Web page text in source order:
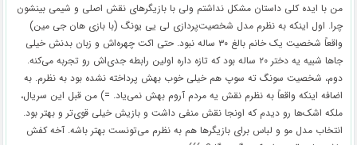
‌من با ایده کلی داستان مشکل نداشتم ولی با بازیگرهای نقش اصلی و شیمی بینشون
چرا. اول اینکه به نظرم مدل شخصیت‌پردازی لی یی یونگ (با بازی هان جی مین)
واقعاً شخصیت یک خانم بالغ ۳۰ ساله نبود. حتی اکت چهره‌اش و زبان بدنش خیلی
جاها شبیه یه دختر ۲۰ ساله بود که تازه داره اولین رابطه جدی‌اش رو تجربه می‌کنه.
دوم، شخصیت سونگ ته سوپ هم خیلی خوب بهش پرداخته نشده بود به نظرم. به
اضافه اینکه واقعاً به نظرم نقش یه مردم آروم بهش نمی‌یاد. =) من قبل این سریال،
ملکه اشک‌ها رو دیدم که اونجا نقش منفی داشت و بازیش خیلی قوی‌تر و بهتر بود.
انتخاب مدل مو و لباس برای بازیگرها هم به نظرم می‌تونست بهتر باشه. آخه کفش